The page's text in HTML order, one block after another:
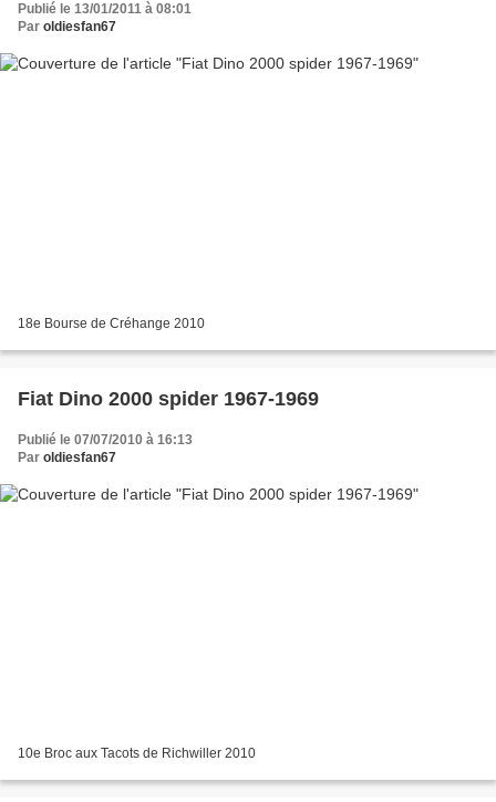
Publié le 13/01/2011 à 08:01
Par oldiesfan67
18e Bourse de Créhange 2010
Fiat Dino 2000 spider 1967-1969
Publié le 07/07/2010 à 16:13
Par oldiesfan67
10e Broc aux Tacots de Richwiller 2010